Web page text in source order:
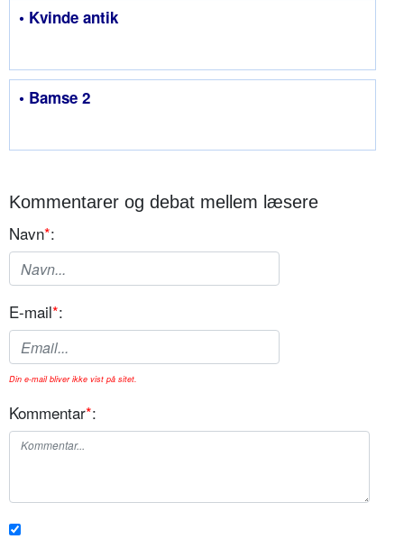
• Kvinde antik
• Bamse 2
Kommentarer og debat mellem læsere
Navn*:
E-mail*:
Din e-mail bliver ikke vist på sitet.
Kommentar*: